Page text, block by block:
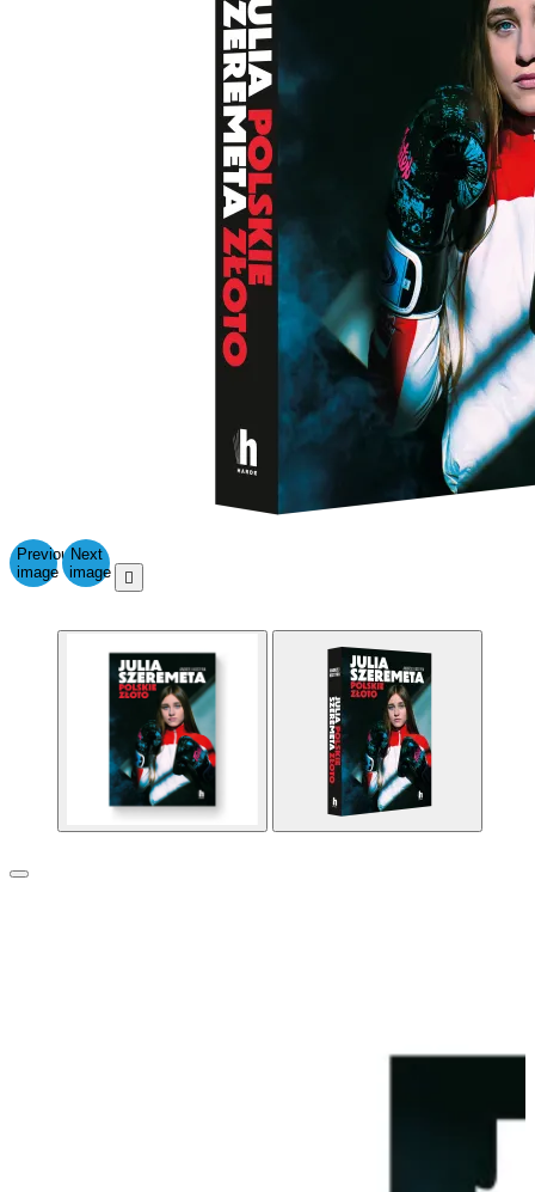
Previous
image
Next
image
